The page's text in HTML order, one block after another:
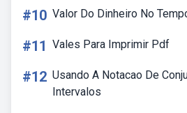
#10 Valor Do Dinheiro No
#11 Vales Para Imprimir Pdf
#12 Usando A Notacao De
Intervalos